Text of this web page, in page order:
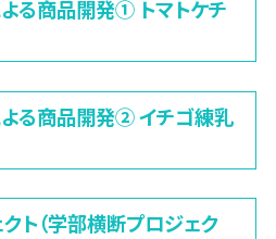
よる商品開発① トマトケチ
よる商品開発② イチゴ練乳
ト（学部横断プロジェク